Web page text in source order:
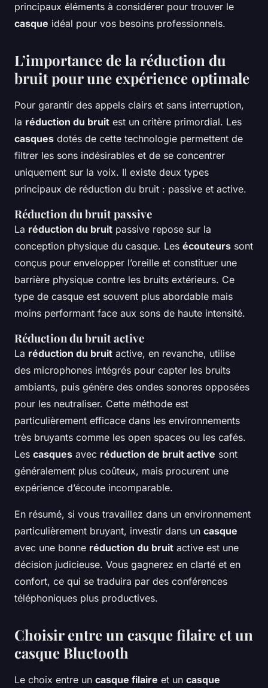
principaux éléments à considérer pour trouver le
casque idéal pour vos besoins professionnels.
L’importance de la réduction du
bruit pour une expérience optimale
Pour garantir des appels clairs et sans interruption,
la réduction du bruit est un critère primordial. Les
casques dotés de cette technologie permettent de
filtrer les sons indésirables et de se concentrer
uniquement sur la voix. Il existe deux types
principaux de réduction du bruit : passive et active.
Réduction du bruit passive
La réduction du bruit passive repose sur la
conception physique du casque. Les écouteurs sont
conçus pour envelopper l’oreille et constituer une
barrière physique contre les bruits extérieurs. Ce
type de casque est souvent plus abordable mais
moins performant face aux sons de haute intensité.
Réduction du bruit active
La réduction du bruit active, en revanche, utilise
des microphones intégrés pour capter les bruits
ambiants, puis génère des ondes sonores opposées
pour les neutraliser. Cette méthode est
particulièrement efficace dans les environnements
très bruyants comme les open spaces ou les cafés.
Les casques avec réduction de bruit active sont
généralement plus coûteux, mais procurent une
expérience d’écoute incomparable.
En résumé, si vous travaillez dans un environnement
particulièrement bruyant, investir dans un casque
avec une bonne réduction du bruit active est une
décision judicieuse. Vous gagnerez en clarté et en
confort, ce qui se traduira par des conférences
téléphoniques plus productives.
Choisir entre un casque filaire et un
casque Bluetooth
Le choix entre un casque filaire et un casque